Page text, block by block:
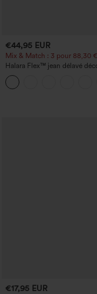
€44,95 EUR
Mix & Match : 3 pour 88,30
Halara Flex™ jean délavé
taille haute à poches, coupe
jambe large
€17,95 EUR